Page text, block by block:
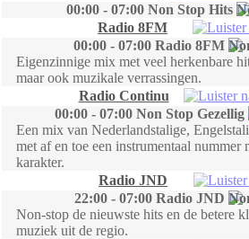
00:00 - 07:00 Non Stop Hits
Radio 8FM
00:00 - 07:00 Radio 8FM
Eigenzinnige mix met veel herkenbare
maar ook muzikale verrassingen.
Radio Continu
00:00 - 07:00 Non Stop Gezellig
Een mix van Nederlandstalige,
met af en toe een instrumentaal nummer
karakter.
Radio JND
22:00 - 07:00 Radio JND
Non-stop de nieuwste hits en de betere
muziek uit de regio.